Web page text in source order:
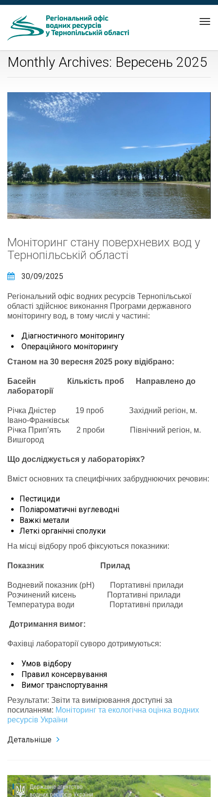
Monthly Archives: Вересень 2025
Моніторинг стану поверхневих вод у
Тернопільській області
30/09/2025
Регіональний офіс водних ресурсів Тернопільської
області здійснює виконання Програми державного
моніторингу вод, в тому числі у частині:
Діагностичного моніторингу
Операційного моніторингу
Станом на 30 вересня 2025 року відібрано:
Басейн
Кількість проб Направлено до
лабораторії
Річка Дністер 19 проб Західний регіон, м.
Івано-Франківськ
Річка Прип’ять 2 проби Північний регіон, м.
Вишгород
Що досліджується у лабораторіях?
Вміст основних та специфічних забруднюючих речовин:
Пестициди
Поліароматичні вуглеводні
Важкі метали
Леткі органічні сполуки
На місці відбору проб фіксуються показники:
Показник Прилад
Водневий показник (pH) Портативні прилади
Розчинений кисень Портативні прилади
Температура води Портативні прилади
Дотримання вимог:
Фахівці лабораторії суворо дотримуються:
Умов відбору
Правил консервування
Вимог транспортування
Результати: Звіти та вимірювання доступні за
посиланням: Моніторинг та екологічна оцінка водних
ресурсів України
Детальніше